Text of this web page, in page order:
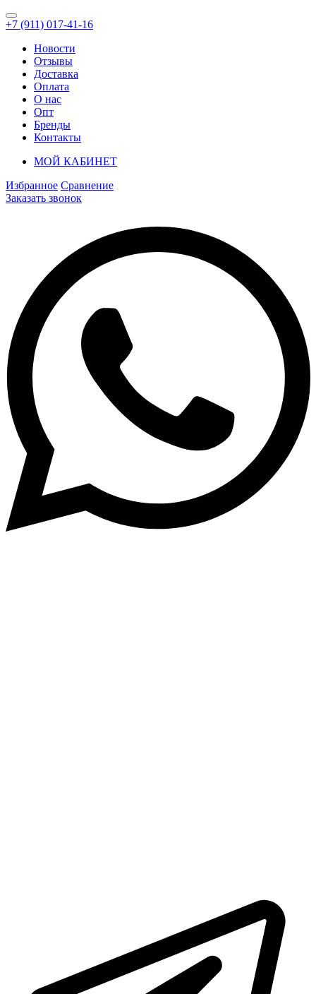
+7 (911) 017-41-16
Новости
Отзывы
Доставка
Оплата
О нас
Опт
Бренды
Контакты
МОЙ КАБИНЕТ
Избранное Сравнение
Заказать звонок